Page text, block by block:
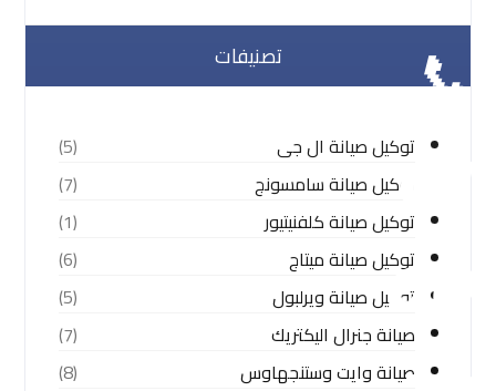
تصنيفات
توكيل صيانة ال جى
(5)
توكيل صيانة سامسونج
(7)
توكيل صيانة كلفنيتيور
(1)
توكيل صيانة ميتاج
(6)
توكيل صيانة ويرلبول
(5)
صيانة جنرال اليكتريك
(7)
صيانة وايت وستنجهاوس
(8)